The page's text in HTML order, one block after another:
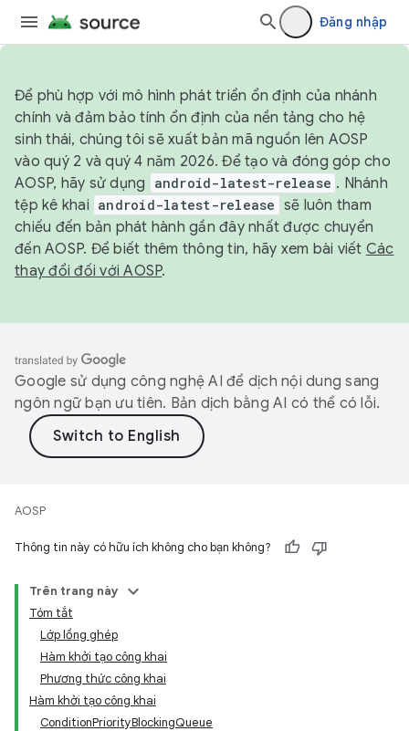
Đăng nhập
Để phù hợp với mô hình phát triển ổn định của nhánh
chính và đảm bảo tính ổn định của nền tảng cho hệ
sinh thái, chúng tôi sẽ xuất bản mã nguồn lên AOSP
vào quý 2 và quý 4 năm 2026. Để tạo và đóng góp cho
AOSP, hãy sử dụng
android-latest-release . Nhánh
tệp kê khai android-latest-release sẽ luôn tham
chiếu đến bản phát hành gần đây nhất được chuyển
đến AOSP. Để biết thêm thông tin, hãy xem bài viết Các
thay đổi đối với AOSP.
Google sử dụng công nghệ AI để dịch nội dung sang
ngôn ngữ bạn ưu tiên. Bản dịch bằng AI có thể có lỗi.
AOSP
Thông tin này có hữu ích không cho bạn không?
Trên trang này
Tóm tắt
Lớp lồng ghép
Hàm khởi tạo công khai
Phương thức công khai
Hàm khởi tạo công khai
ConditionPriorityBlockingQueue